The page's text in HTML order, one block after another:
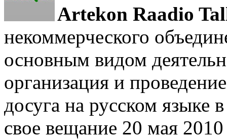
Artekon Raadio
некоммерческого
основным видом
организация и
досуга на русском языке
свое вещание 20 мая 2010